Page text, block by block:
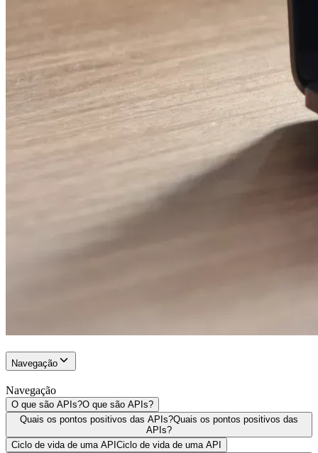
Navegação
Navegação
O que são APIs?O que são APIs?
Quais os pontos positivos das APIs?Quais os pontos positivos das
APIs?
Ciclo de vida de uma API Ciclo de vida de uma API